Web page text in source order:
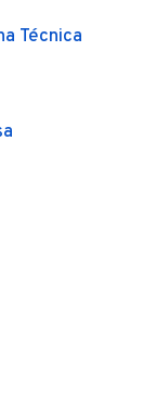
Técnica